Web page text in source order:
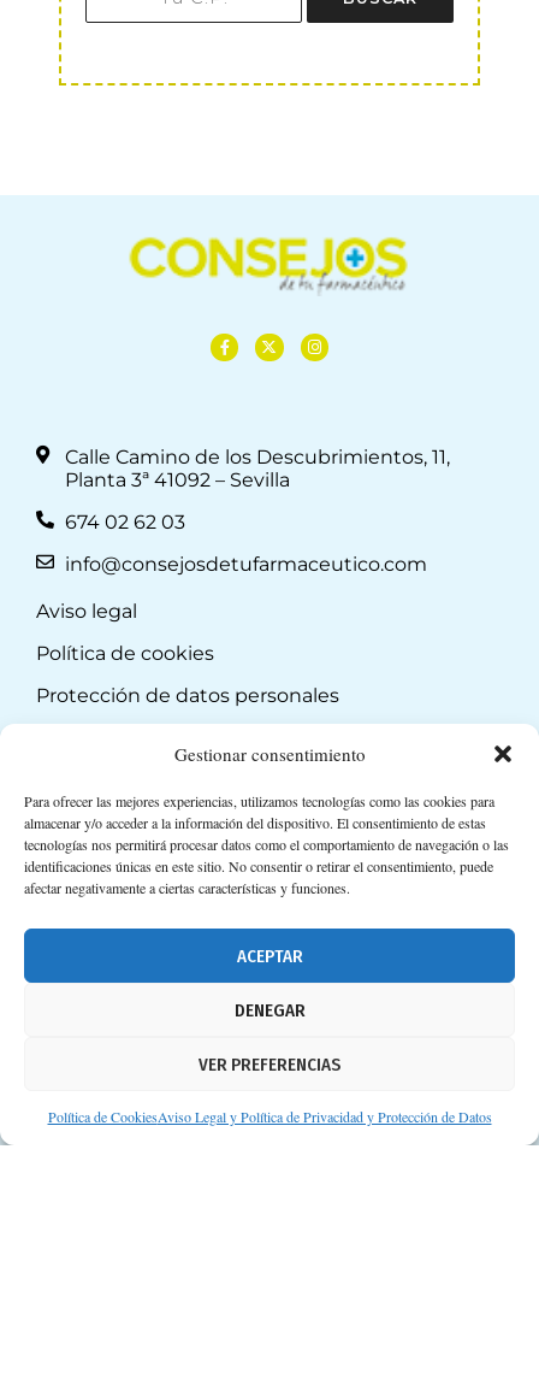
Gestionar consentimiento
Para ofrecer las mejores experiencias, utilizamos tecnologías como las cookies para
almacenar y/o acceder a la información del dispositivo. El consentimiento de estas
tecnologías nos permitirá procesar datos como el comportamiento de navegación o las
identificaciones únicas en este sitio. No consentir o retirar el consentimiento, puede
afectar negativamente a ciertas características y funciones.
ACEPTAR
DENEGAR
VER PREFERENCIAS
Política de CookiesAviso Legal y Política de Privacidad y Protección de Datos
Calle Camino de los Descubrimientos, 11,
Planta 3ª 41092 – Sevilla
674 02 62 03
info@consejosdetufarmaceutico.com
Aviso legal
Política de cookies
Protección de datos personales